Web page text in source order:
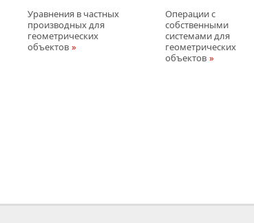
Уравнения в частных
производных для
геометрических
объектов
Операции с
собственными
системами для
геометрических
объектов